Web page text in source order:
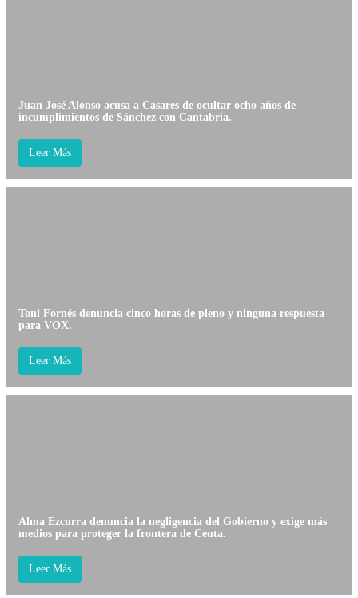
Juan José Alonso acusa a Casares de ocultar ocho años de
incumplimientos de Sánchez con Cantabria.
Leer Más
Toni Fornés denuncia cinco horas de pleno y ninguna respuesta
para VOX.
Leer Más
Alma Ezcurra denuncia la negligencia del Gobierno y exige más
medios para proteger la frontera de Ceuta.
Leer Más